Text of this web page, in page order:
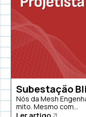
Subestação
Nós da Mesh
mito. Mesmo com...